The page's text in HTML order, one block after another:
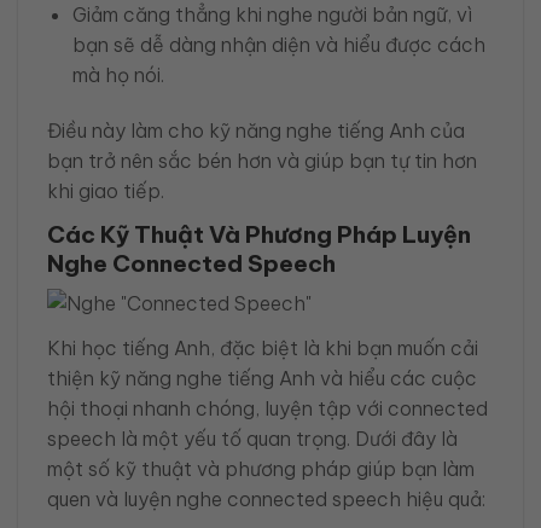
Giảm căng thẳng khi nghe người bản ngữ, vì
bạn sẽ dễ dàng nhận diện và hiểu được cách
mà họ nói.
Điều này làm cho kỹ năng nghe tiếng Anh của
bạn trở nên sắc bén hơn và giúp bạn tự tin hơn
khi giao tiếp.
Các Kỹ Thuật Và Phương Pháp Luyện
Nghe Connected Speech
Khi học tiếng Anh, đặc biệt là khi bạn muốn cải
thiện kỹ năng nghe tiếng Anh và hiểu các cuộc
hội thoại nhanh chóng, luyện tập với connected
speech là một yếu tố quan trọng. Dưới đây là
một số kỹ thuật và phương pháp giúp bạn làm
quen và luyện nghe connected speech hiệu quả: